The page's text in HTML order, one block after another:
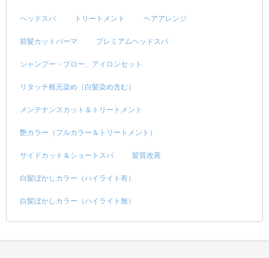
ヘッドスパ トリートメント ヘアアレンジ
前髪カットパーマ プレミアムヘッドスパ
シャンプー・ブロー、アイロンセット
リタッチ根元染め（白髪染め含む）
メンテナンスカット＆トリートメント
艶カラー（フルカラー＆トリートメント）
サイドカット＆ショートスパ 髪質改善
白髪ぼかしカラー（ハイライト有）
白髪ぼかしカラー（ハイライト無）